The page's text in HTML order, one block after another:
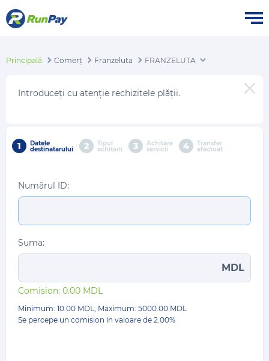
Principală Comerț Franzeluta FRANZELUTA
1 Datele
destinatarului 2 Tipul
achitarii 3 Achitare
servicii 4 Transfer
efectuat
Numărul ID:
Suma:
MDL
Comision: 0.00 MDL
Minimum: 10.00 MDL, Maximum: 5000.00 MDL
Se percepe un comision în valoare de 2.00%
Introduceți cu atenție rechizitele plății.